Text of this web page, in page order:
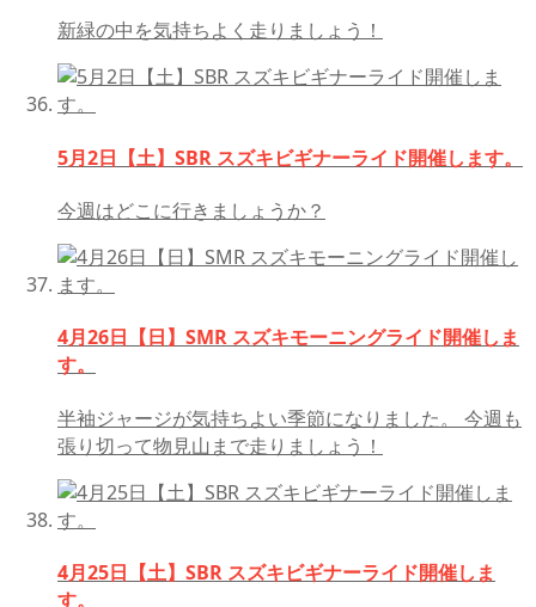
新緑の中を気持ちよく走りましょう！
5月2日【土】SBR スズキビギナーライド開催します。
今週はどこに行きましょうか？
4月26日【日】SMR スズキモーニングライド開催しま
す。
半袖ジャージが気持ちよい季節になりました。 今週も
張り切って物見山まで走りましょう！
4月25日【土】SBR スズキビギナーライド開催しま
す。